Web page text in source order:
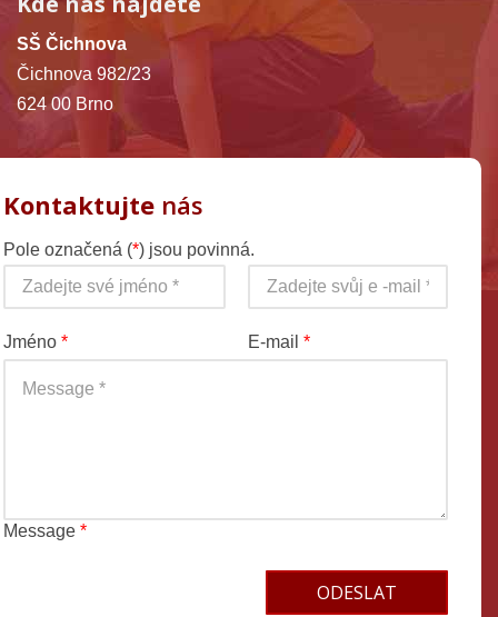
SŠ Čichnova
Čichnova 982/23
624 00 Brno
Kontaktujte nás
Pole označená (*) jsou povinná.
Jméno * E-mail *
Message *